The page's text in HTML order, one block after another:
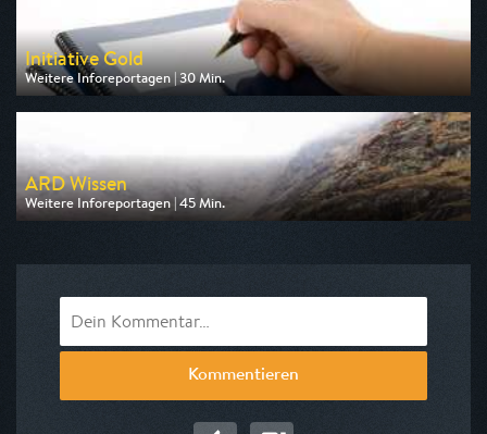
Initiative Gold
Weitere Inforeportagen | 30 Min.
Ausgestrahlt von Anixe Plus
am 10.08.2026, 20:15
ARD Wissen
Weitere Inforeportagen | 45 Min.
Ausgestrahlt von BR
Kommentieren